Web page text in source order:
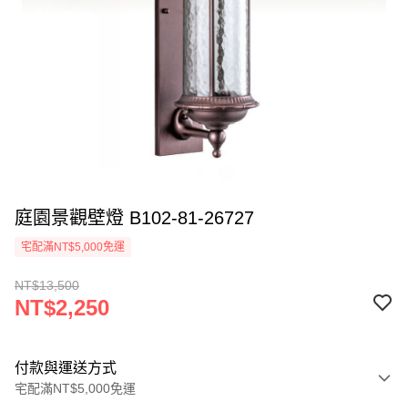
庭園景觀壁燈 B102-81-26727
宅配滿NT$5,000免運
NT$13,500
NT$2,250
付款與運送方式
宅配滿NT$5,000免運